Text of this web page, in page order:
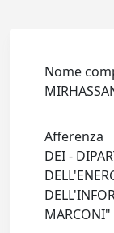
Nome
Afferenza
DEI -
MARCONI"